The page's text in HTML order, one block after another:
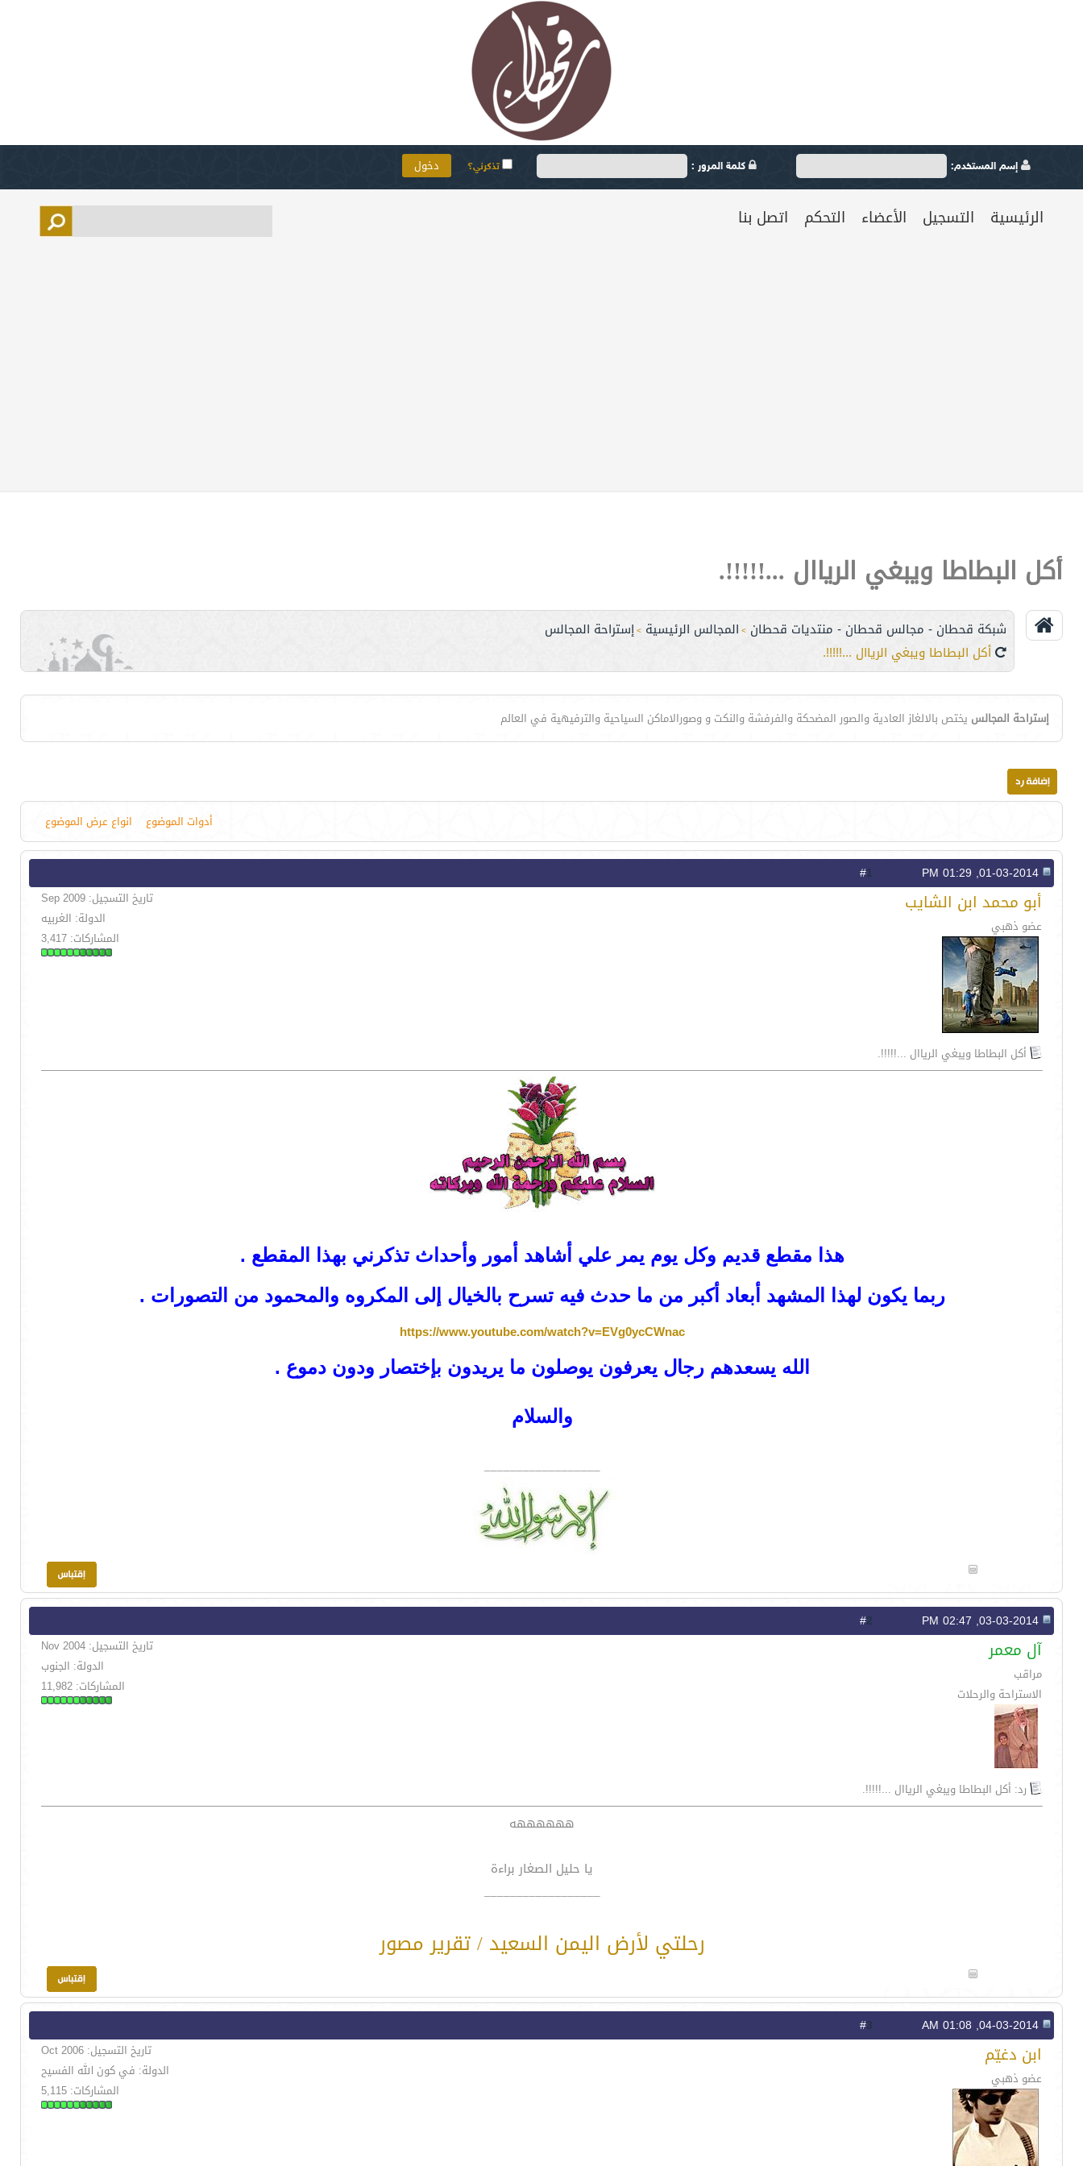
إسم المستخدم: كلمة المرور : تذكرني؟
الرئيسية التسجيل الأعضاء التحكم اتصل بنا
أكل البطاطا ويبغي الرياال ...!!!!!.
شبكة قحطان - مجالس قحطان - منتديات قحطان > المجالس الرئيسية >إستراحة المجالس
أكل البطاطا ويبغي الرياال ...!!!!!.
إستراحة المجالس يختص بالالغاز العادية والصور المضحكة والفرفشة والنكت و وصورالاماكن السياحية والترفيهية في العالم
أدوات الموضوع انواع عرض الموضوع
1
أبو محمد ابن الشايب
عضو ذهبي
تاريخ التسجيل: Sep 2009
الدولة: الغربيه
المشاركات: 3,417
أكل البطاطا ويبغي الرياال ...!!!!!.
.
.
هذا مقطع قديم وكل يوم يمر علي أشاهد أمور وأحداث تذكرني بهذا المقطع .
ربما يكون لهذا المشهد أبعاد أكبر من ما حدث فيه تسرح بالخيال إلى المكروه والمحمود من التصورات .
https://www.youtube.com/watch?v=EVg0ycCWnac
الله يسعدهم رجال يعرفون يوصلون ما يريدون بإختصار ودون دموع .
والسلام
__________________
2
آل معمر
مراقب
الاستراحة والرحلات
تاريخ التسجيل: Nov 2004
الدولة: الجنوب
المشاركات: 11,982
رد: أكل البطاطا ويبغي الرياال ...!!!!!.
ههههههه
يا حليل الصغار براءة
__________________
رحلتي لأرض اليمن السعيد / تقرير مصور
3
ابن دغيّم
عضو ذهبي
تاريخ التسجيل: Oct 2006
الدولة: في كون الله الفسيح
المشاركات: 5,115